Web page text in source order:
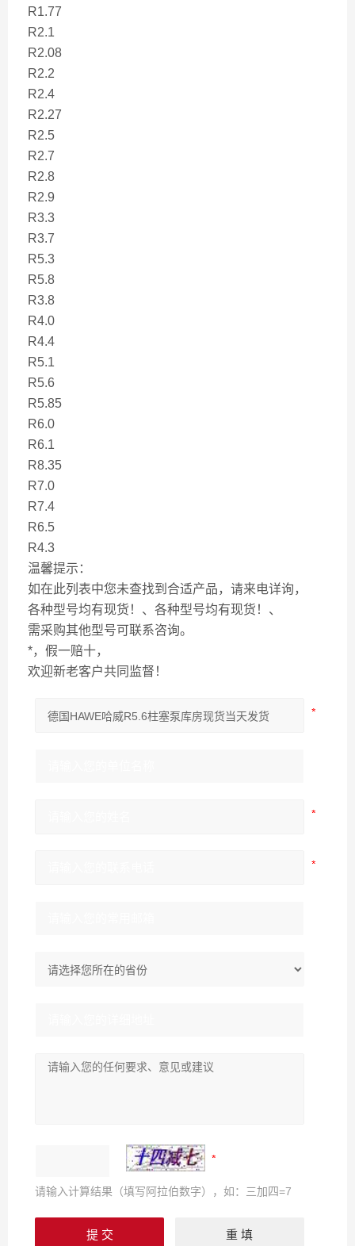
R1.77
R2.1
R2.08
R2.2
R2.4
R2.27
R2.5
R2.7
R2.8
R2.9
R3.3
R3.7
R5.3
R5.8
R3.8
R4.0
R4.4
R5.1
R5.6
R5.85
R6.0
R6.1
R8.35
R7.0
R7.4
R6.5
R4.3
温馨提示：
如在此列表中您未查找到合适产品，请来电详询，
各种型号均有现货！、各种型号均有现货！、
需采购其他型号可联系咨询。
*，假一赔十，
欢迎新老客户共同监督！
请输入计算结果（填写阿拉伯数字），如：三加四=7